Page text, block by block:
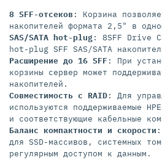
8 SFF-отсеков : Корзина
накопителей формата 2,5" в
SAS/SATA hot-plug: 8SFF Drive
hot-plug SFF SAS/SATA
Расширение до 16 SFF : При
корзины сервер может
накопителей.
Совместимость с RAID: Для
используются поддерживаемые
и соответствующие кабельные
Баланс компактности и скорости
для SSD-массивов, системных
регулярным доступом к данным.